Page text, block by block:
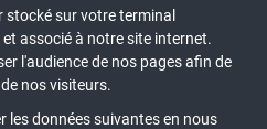
UNE PORTE
MON MAGASIN ?
stocké sur votre terminal
associé à notre site internet.
l'audience de nos pages afin de
nos visiteurs.
les données suivantes en nous